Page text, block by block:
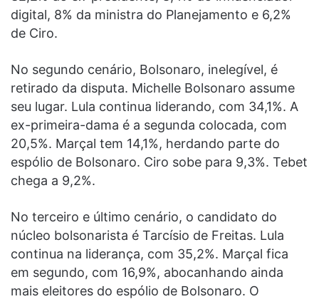
digital, 8% da ministra do Planejamento e 6,2%
de Ciro.
No segundo cenário, Bolsonaro, inelegível, é
retirado da disputa. Michelle Bolsonaro assume
seu lugar. Lula continua liderando, com 34,1%. A
ex-primeira-dama é a segunda colocada, com
20,5%. Marçal tem 14,1%, herdando parte do
espólio de Bolsonaro. Ciro sobe para 9,3%. Tebet
chega a 9,2%.
No terceiro e último cenário, o candidato do
núcleo bolsonarista é Tarcísio de Freitas. Lula
continua na liderança, com 35,2%. Marçal fica
em segundo, com 16,9%, abocanhando ainda
mais eleitores do espólio de Bolsonaro. O